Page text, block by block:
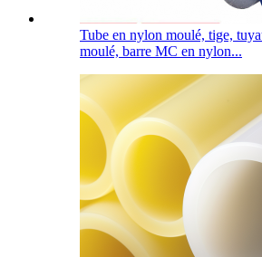
Tube en nylon moulé, tige,
moulé, barre MC en nylon...